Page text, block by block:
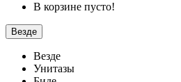
В корзине пусто!
Везде
Везде
Унитазы